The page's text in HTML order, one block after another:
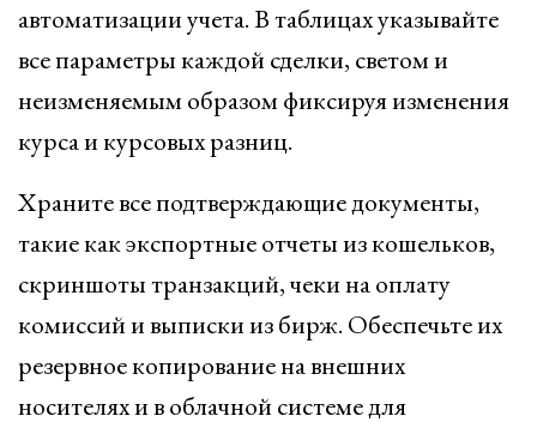
автоматизации учета. В таблицах указывайте
все параметры каждой сделки, светом и
неизменяемым образом фиксируя изменения
курса и курсовых разниц.
Храните все подтверждающие документы,
такие как экспортные отчеты из кошельков,
скриншоты транзакций, чеки на оплату
комиссий и выписки из бирж. Обеспечьте их
резервное копирование на внешних
носителях и в облачной системе для